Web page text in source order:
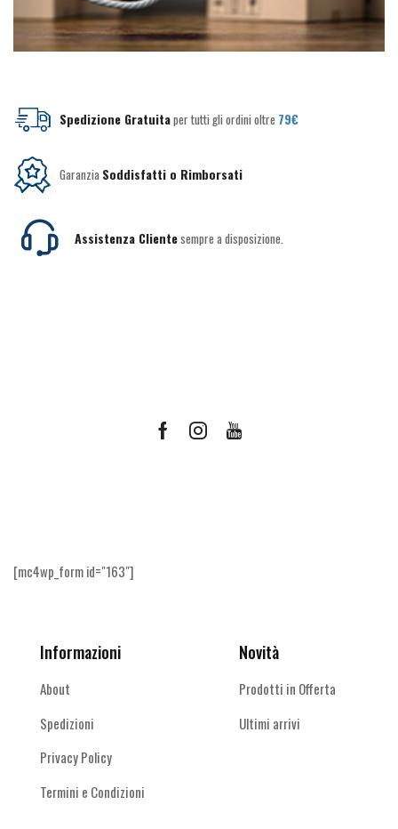
Spedizione Gratuitaper tutti gli ordini oltre 79€
GaranziaSoddisfatti o Rimborsati
Assistenza Clientesempre a disposizione.
FacebookInstagramYoutube
[mc4wp_form id="163"]
Informazioni
About
Spedizioni
Privacy Policy
Termini e Condizioni
Novità
Prodotti in Offerta
Ultimi arrivi